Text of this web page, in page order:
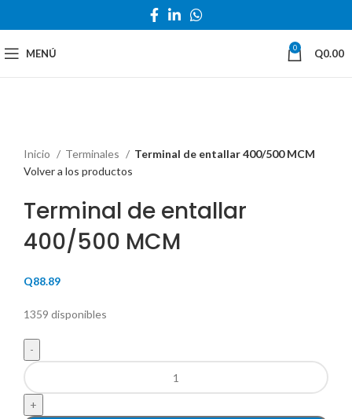
MENÚ 0 Q0.00
Inicio
Terminales
Terminal de entallar 400/500 MCM
Volver a los productos
Terminal de entallar
400/500 MCM
Q88.89
1359 disponibles